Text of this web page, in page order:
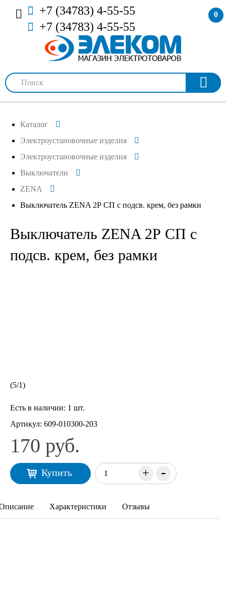
+7 (34783) 4-55-55
+7 (34783) 4-55-55
0
Каталог
Электроустановочные изделия
Электроустановочные изделия
Выключатели
ZENA
Выключатель ZENA 2Р СП с подсв. крем, без рамки
Выключатель ZENA 2Р СП с
подсв. крем, без рамки
(5/1)
Есть в наличии: 1 шт.
Артикул: 609-010300-203
170 руб.
+ -
Купить
Характеристики Отзывы